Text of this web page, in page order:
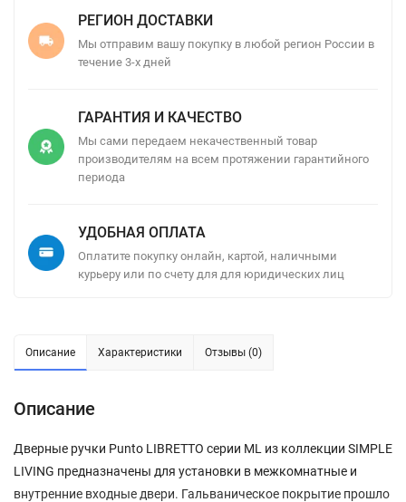
РЕГИОН ДОСТАВКИ
Мы отправим вашу покупку в любой регион России в
течение 3-х дней
ГАРАНТИЯ И КАЧЕСТВО
Мы сами передаем некачественный товар
производителям на всем протяжении гарантийного
периода
УДОБНАЯ ОПЛАТА
Оплатите покупку онлайн, картой, наличными
курьеру или по счету для для юридических лиц
Описание Характеристики Отзывы (0)
Описание
Дверные ручки Punto LIBRETTO серии ML из коллекции SIMPLE
LIVING предназначены для установки в межкомнатные и
внутренние входные двери. Гальваническое покрытие прошло